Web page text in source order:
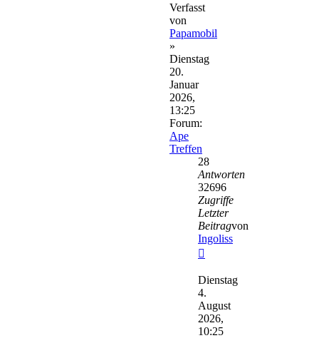
Verfasst
von
Papamobil
»
Dienstag
20.
Januar
2026,
13:25
Forum:
Ape
Treffen
28
Antworten
32696
Zugriffe
Letzter
Beitragvon
Ingoliss
Beitrag
Dienstag
4.
August
2026,
10:25